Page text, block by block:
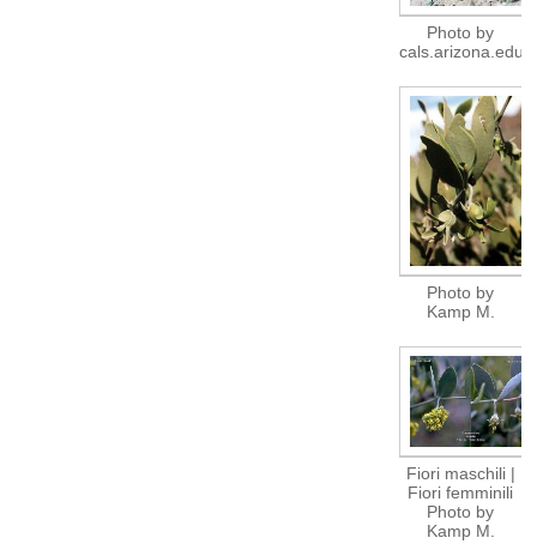
Photo by
cals.arizona.edu
Photo by
Kamp M.
Fiori maschili |
Fiori femminili
Photo by
Kamp M.